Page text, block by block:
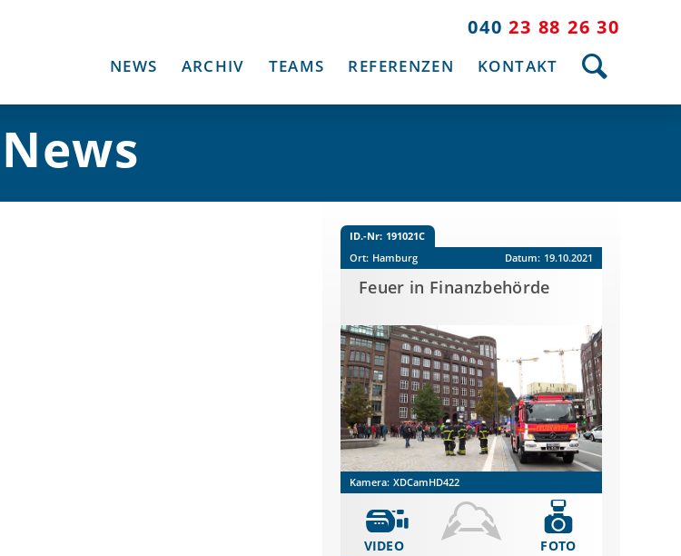
040 23 88 26 30
NEWS ARCHIV TEAMS REFERENZEN KONTAKT
News
ID.-Nr: 191021C
Ort: Hamburg Datum: 19.10.2021
Feuer in Finanzbehörde
Kamera: XDCamHD422
VIDEO FOTO